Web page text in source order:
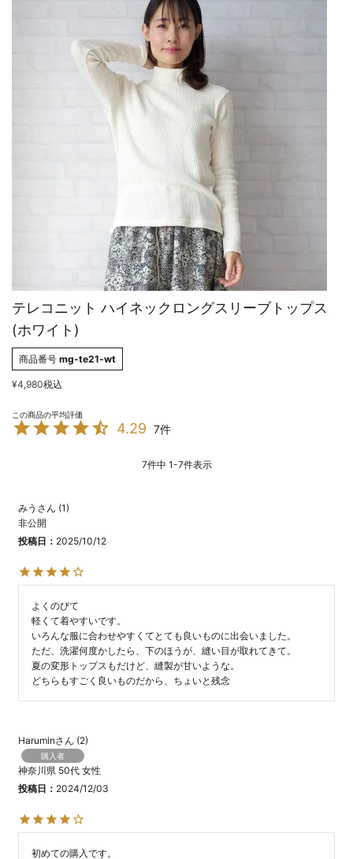
テレコニット ハイネックロングスリーブトップス
(ホワイト)
商品番号 mg-te21-wt
¥4,980税込
4.29 7
7件中 1-7件表示
みう
1
非公開
投稿日
2025/10/12
よくのびて
軽くて着やすいです。
いろんな服に合わせやすくてとても良いものに出会いました。
ただ、洗濯何度かしたら、下のほうが、縫い目が取れてきて。
夏の変形トップスもだけど、縫製が甘いような。
どちらもすごく良いものだから、ちょいと残念
Harumin 2
購入者
神奈川県 50代 女性
投稿日
2024/12/03
初めての購入です。